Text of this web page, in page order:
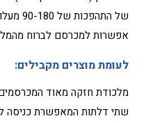
של
אפשרות למכרסם לברוח
לעומת מוצרים מקבילים:
מלכודת חזקה מאוד
שתי דלתות המאפשרת כניסה